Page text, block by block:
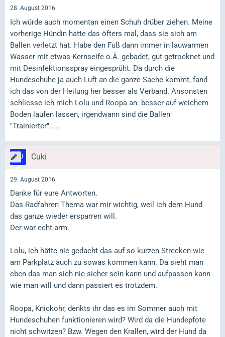
28. August 2016
Ich würde auch momentan einen Schuh drüber ziehen. Meine
vorherige Hündin hatte das öfters mal, dass sie sich am
Ballen verletzt hat. Habe den Fuß dann immer in lauwarmen
Wasser mit etwas Kernseife o.Ä. gebadet, gut getrocknet und
mit Desinfektionsspray eingesprüht. Da durch die
Hundeschuhe ja auch Luft an die ganze Sache kommt, fand
ich das von der Heilung her besser als Verband. Ansonsten
schliesse ich mich Lolu und Roopa an: besser auf weichem
Boden laufen lassen, irgendwann sind die Ballen
"Trainierter".....
Cuki
29. August 2016
Danke für eure Antworten.
Das Radfahren Thema war mir wichtig, weil ich dem Hund
das ganze wieder ersparren will.
Der war echt arm.
Lolu, ich hätte nie gedacht das auf so kurzen Strecken wie
am Parkplatz auch zu sowas kommen kann. Da sieht man
eben das man sich nie sicher sein kann und aufpassen kann
wie man will und dann passiert es trotzdem.
Roopa, Knickohr, denkts ihr das es im Sommer auch mit
Hundeschuhen funktionieren wird? Wird da die Hundepfote
nicht schwitzen? Bzw. Wegen den Krallen, wird der Hund da